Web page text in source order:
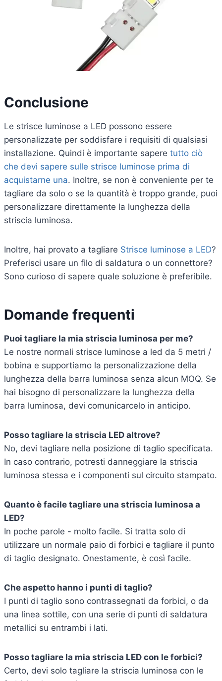
Conclusione
Le strisce luminose a LED possono essere
personalizzate per soddisfare i requisiti di qualsiasi
installazione. Quindi è importante sapere tutto ciò
che devi sapere sulle strisce luminose prima di
acquistarne una. Inoltre, se non è conveniente per te
tagliare da solo o se la quantità è troppo grande, puoi
personalizzare direttamente la lunghezza della
striscia luminosa.
Inoltre, hai provato a tagliare Strisce luminose a LED?
Preferisci usare un filo di saldatura o un connettore?
Sono curioso di sapere quale soluzione è preferibile.
Domande frequenti
Puoi tagliare la mia striscia luminosa per me?
Le nostre normali strisce luminose a led da 5 metri /
bobina e supportiamo la personalizzazione della
lunghezza della barra luminosa senza alcun MOQ. Se
hai bisogno di personalizzare la lunghezza della
barra luminosa, devi comunicarcelo in anticipo.
Posso tagliare la striscia LED altrove?
No, devi tagliare nella posizione di taglio specificata.
In caso contrario, potresti danneggiare la striscia
luminosa stessa e i componenti sul circuito stampato.
Quanto è facile tagliare una striscia luminosa a
LED?
In poche parole - molto facile. Si tratta solo di
utilizzare un normale paio di forbici e tagliare il punto
di taglio designato. Onestamente, è così facile.
Che aspetto hanno i punti di taglio?
I punti di taglio sono contrassegnati da forbici, o da
una linea sottile, con una serie di punti di saldatura
metallici su entrambi i lati.
Posso tagliare la mia striscia LED con le forbici?
Certo, devi solo tagliare la striscia luminosa con le